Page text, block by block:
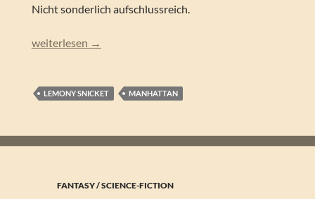
Nicht sonderlich aufschlussreich.
Lemony Snicket – Die Schule des Schreckens (Eine Reihe
weiterlesen →
LEMONY SNICKET MANHATTAN
FANTASY / SCIENCE-FICTION